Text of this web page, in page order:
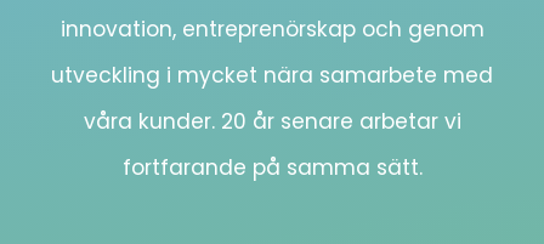
innovation, entreprenörskap och genom
utveckling i mycket nära samarbete med
våra kunder. 20 år senare arbetar vi
fortfarande på samma sätt.